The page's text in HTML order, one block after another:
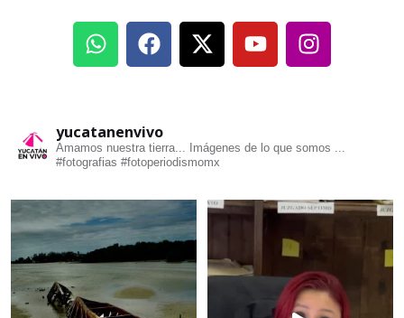
yucatanenvivo
Amamos nuestra tierra... Imágenes de lo que somos ...
#fotografias #fotoperiodismomx